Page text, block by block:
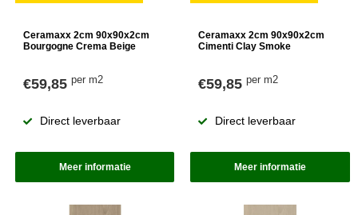
Ceramaxx 2cm 90x90x2cm
Bourgogne Crema Beige
€59,85 per m2
Direct leverbaar
Meer informatie
Ceramaxx 2cm 90x90x2cm
Cimenti Clay Smoke
€59,85per m2
Direct leverbaar
Meer informatie